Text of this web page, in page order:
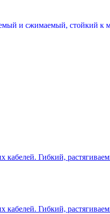
и сжимаемый, стойкий к
кабелей. Гибкий,
кабелей. Гибкий,